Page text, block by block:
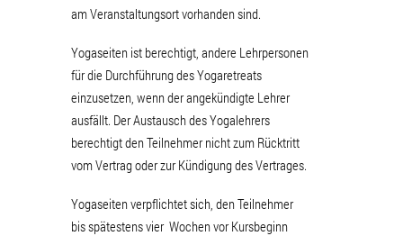
am Veranstaltungsort vorhanden sind.
Yogaseiten ist berechtigt, andere Lehrpersonen
für die Durchführung des Yogaretreats
einzusetzen, wenn der angekündigte Lehrer
ausfällt. Der Austausch des Yogalehrers
berechtigt den Teilnehmer nicht zum Rücktritt
vom Vertrag oder zur Kündigung des Vertrages.
Yogaseiten verpflichtet sich, den Teilnehmer
bis spätestens vier Wochen vor Kursbeginn